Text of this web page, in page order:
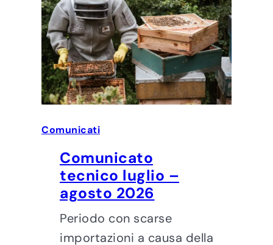
Comunicati
Comunicato
tecnico luglio –
agosto 2026
Periodo con scarse
importazioni a causa della